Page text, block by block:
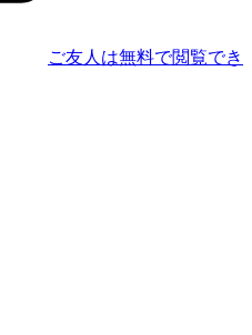
ご友人は無料で閲覧でき